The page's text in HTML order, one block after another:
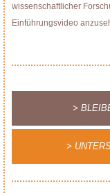
wissenschaftlicher
Einführungsvideo
>
>